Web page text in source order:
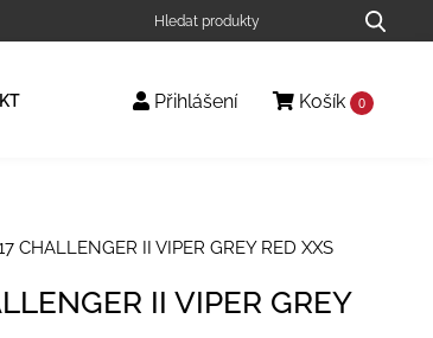
Přihlášení Košík 0
CHALLENGER II VIPER GREY RED XXS
II VIPER GREY